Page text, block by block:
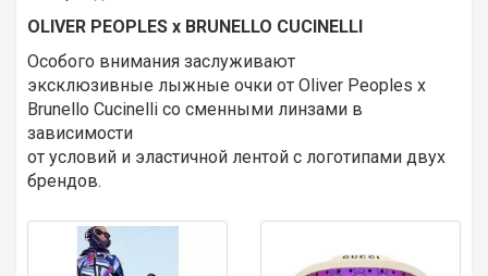
OLIVER PEOPLES х BRUNELLO CUCINELLI
Особого внимания заслуживают
эксклюзивные лыжные очки от Oliver Peoples х
Brunello Cucinelli со сменными линзами в
зависимости
от условий и эластичной лентой с логотипами двух
брендов.